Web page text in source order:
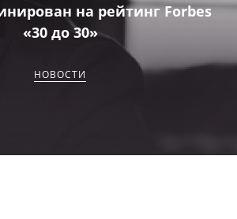
на рейтинг Forbes
«30 до 30»
НОВОСТИ